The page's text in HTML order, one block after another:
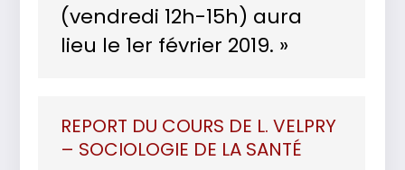
(vendredi 12h-15h) aura
lieu le 1er février 2019. »
REPORT DU COURS DE L. VELPRY
– SOCIOLOGIE DE LA SANTÉ